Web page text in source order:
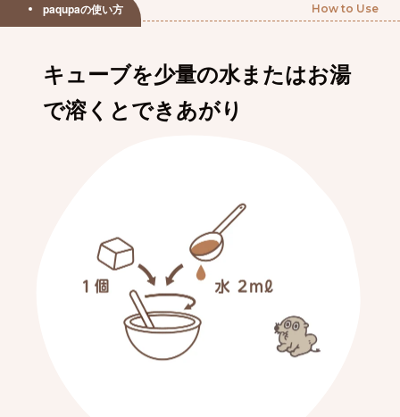
paqupaの使い方 How to Use
キューブを少量の水またはお湯
で溶くとできあがり